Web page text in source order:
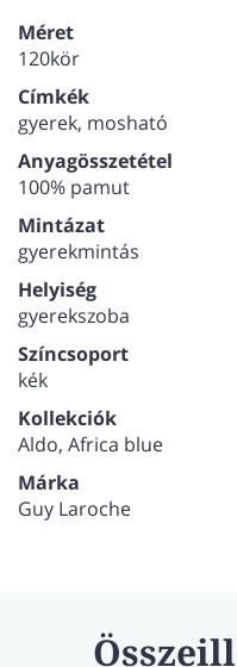
Méret
120kör
Címkék
gyerek, mosható
Anyagösszetétel
100% pamut
Mintázat
gyerekmintás
Helyiség
gyerekszoba
Színcsoport
kék
Kollekciók
Aldo, Africa blue
Márka
Guy Laroche